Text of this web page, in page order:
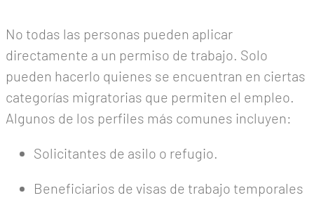
No todas las personas pueden aplicar
directamente a un permiso de trabajo. Solo
pueden hacerlo quienes se encuentran en ciertas
categorías migratorias que permiten el empleo.
Algunos de los perfiles más comunes incluyen:
Solicitantes de asilo o refugio.
Beneficiarios de visas de trabajo temporales